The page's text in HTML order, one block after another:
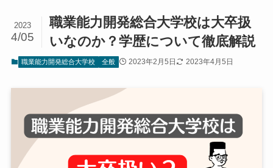
職業能力開発総合大学校は大卒扱
いなのか？学歴について徹底解説
2023
4/05
職業能力開発総合大学校 全般 2023年2月5日 2023年4月5日